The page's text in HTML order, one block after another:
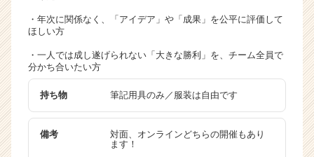
r）
・年次に関係なく、「アイデア」や「成果」を公平に評価して
ほしい方
・一人では成し遂げられない「大きな勝利」を、チーム全員で
分かち合いたい方
持ち物 筆記用具のみ／服装は自由です
備考
対面、オンラインどちらの開催もあり
ます！